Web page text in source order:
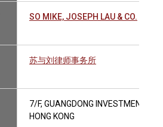
SO MIKE, JOSEPH LAU & CO.
苏与刘律师事务所
7/F, GUANGDONG INVESTMENT
HONG KONG